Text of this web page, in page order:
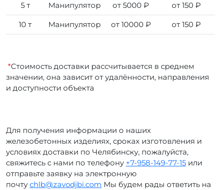
5 т Манипулятор от 5000 ₽ от 150 ₽
10 т Манипулятор от 10000 ₽ от 150 ₽
*Стоимость доставки рассчитывается в среднем
значении, она зависит от удалённости, направления
и доступности объекта
Для получения информации о наших
железобетонных изделиях, сроках изготовления и
условиях доставки по Челябинску, пожалуйста,
свяжитесь с нами по телефону +7-958-149-77-15 или
отправьте заявку на электронную
почту chlb@zavodjbi.com Мы будем рады ответить на